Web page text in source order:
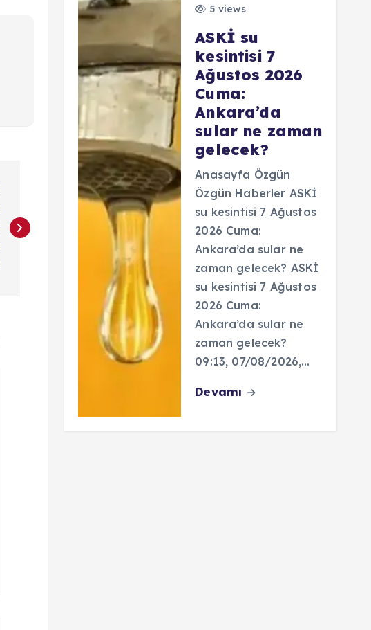
5 views
ASKİ su
kesintisi 7
Ağustos 2026
Cuma:
Ankara’da
sular ne zaman
gelecek?
Anasayfa Özgün
Özgün Haberler ASKİ
su kesintisi 7 Ağustos
2026 Cuma:
Ankara’da sular ne
zaman gelecek? ASKİ
su kesintisi 7 Ağustos
2026 Cuma:
Ankara’da sular ne
zaman gelecek?
09:13, 07/08/2026,…
Devamı